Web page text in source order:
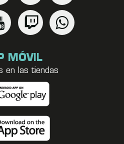
MÓVIL
en las tiendas